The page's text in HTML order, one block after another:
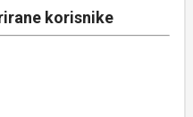
korisnike